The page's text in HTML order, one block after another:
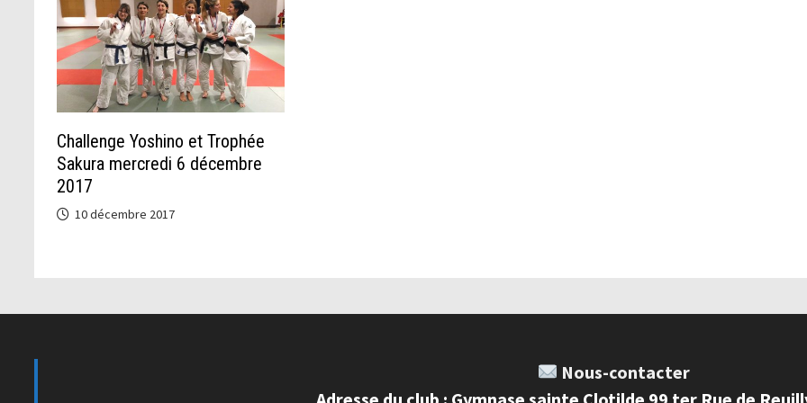
Challenge Yoshino et Trophée
Sakura mercredi 6 décembre
2017
10 décembre 2017
Nous-contacter